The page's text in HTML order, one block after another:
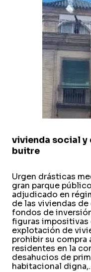
vivienda social
buitre
Urgen drásticas
gran parque
adjudicado en
de las viviendas
fondos de
figuras impositivas
explotación de
prohibir su compra
residentes en la
desahucios de
habitacional